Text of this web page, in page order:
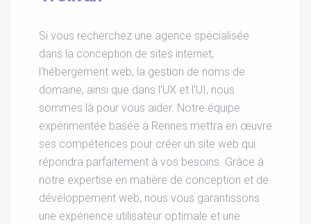
Si vous recherchez une agence spécialisée
dans la conception de sites internet,
l'hébergement web, la gestion de noms de
domaine, ainsi que dans l'UX et l'UI, nous
sommes là pour vous aider. Notre équipe
expérimentée basée à Rennes mettra en œuvre
ses compétences pour créer un site web qui
répondra parfaitement à vos besoins. Grâce à
notre expertise en matière de conception et de
développement web, nous vous garantissons
une expérience utilisateur optimale et une